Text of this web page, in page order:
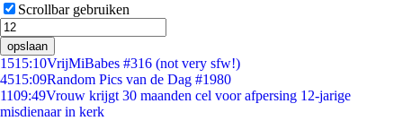
Scrollbar gebruiken
opslaan
1515:10VrijMiBabes #316 (not very sfw!)
4515:09Random Pics van de Dag #1980
1109:49Vrouw krijgt 30 maanden cel voor afpersing 12-jarige
misdienaar in kerk